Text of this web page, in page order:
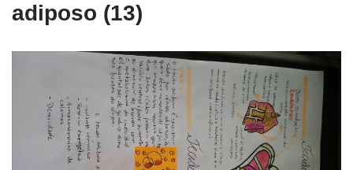
adiposo (13)